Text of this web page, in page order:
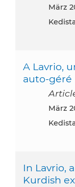
März
A Lavrio,
auto-géré
März
In Lavrio,
Kurdish